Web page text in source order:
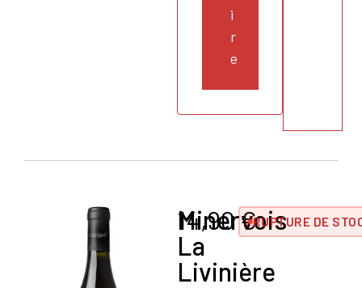
i
r
e
Minervois
La
Livinière
14,90€RUPTURE DE